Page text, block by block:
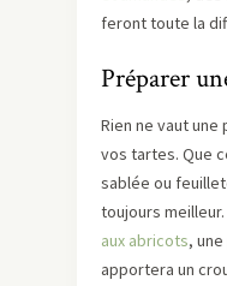
feront toute la
Préparer
Rien ne vaut
vos tartes. Que
sablée ou
toujours
aux abricots,
apportera un